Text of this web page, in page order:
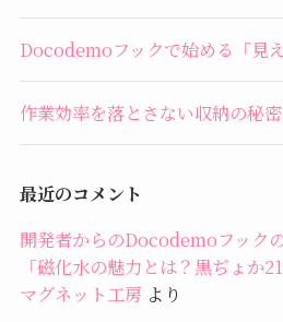
Docodemoフックで始める「見
作業効率を落とさない収納の秘
最近のコメント
開発者からのDocodemoフック
「磁化水の魅力とは？黒ぢょか
マグネット工房 より